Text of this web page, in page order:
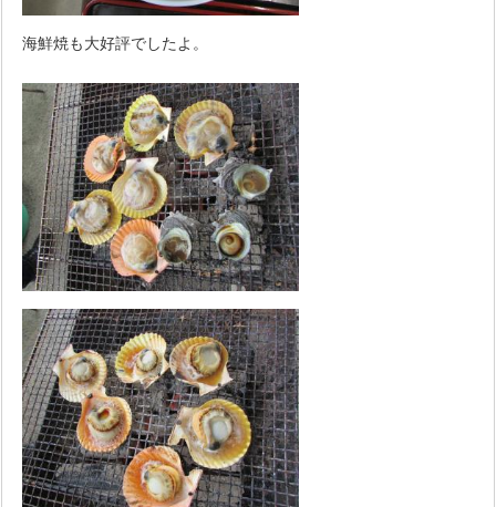
海鮮焼も大好評でしたよ。